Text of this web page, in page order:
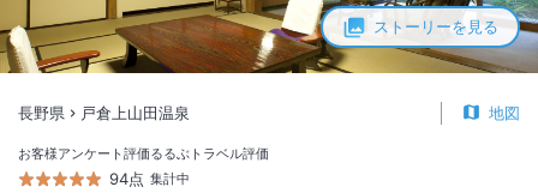
ストーリーを見る
長野県 戸倉上山田温泉 地図
お客様アンケート評価
94点
るるぶトラベル評価
集計中